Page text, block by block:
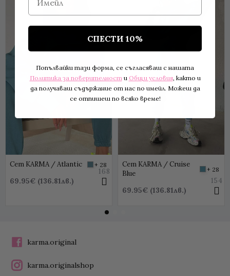
Сет KARMA / Atlantic + 28
69.95€ (136.81лв.)
168
Сет KARMA / Cruise
Blue
+ 28
69.95€ (136.81лв.)
154
karma.original
karma.originalshop
СПЕСТИ 10%
Попълвайки тази форма, се съгласяваш с нашата
Политика за поверителност и Общи условия, както и
да получаваш съдържание от нас по имейл. Можеш да
се отпишеш по всяко време!